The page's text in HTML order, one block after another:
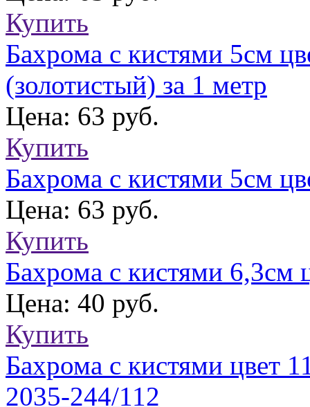
Купить
Бахрома с кистями 5см
(золотистый) за 1 метр
Цена: 63 руб.
Купить
Бахрома с кистями 5см
Цена: 63 руб.
Купить
Бахрома с кистями 6,3см
Цена: 40 руб.
Купить
Бахрома с кистями цвет
2035-244/112